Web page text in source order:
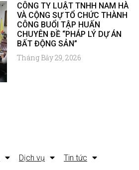
CÔNG TY LUẬT TNHH NAM HÀ
VÀ CỘNG SỰ TỔ CHỨC THÀNH
CÔNG BUỔI TẬP HUẤN
CHUYÊN ĐỀ “PHÁP LÝ DỰ ÁN
BẤT ĐỘNG SẢN”
Tháng Bảy 29, 2026
Dịch vụ Tin tức